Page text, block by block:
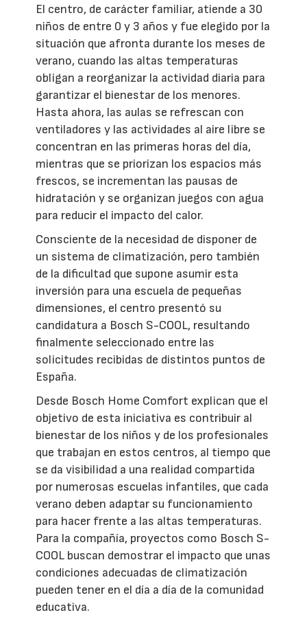
El centro, de carácter familiar, atiende a 30
niños de entre 0 y 3 años y fue elegido por la
situación que afronta durante los meses de
verano, cuando las altas temperaturas
obligan a reorganizar la actividad diaria para
garantizar el bienestar de los menores.
Hasta ahora, las aulas se refrescan con
ventiladores y las actividades al aire libre se
concentran en las primeras horas del día,
mientras que se priorizan los espacios más
frescos, se incrementan las pausas de
hidratación y se organizan juegos con agua
para reducir el impacto del calor.
Consciente de la necesidad de disponer de
un sistema de climatización, pero también
de la dificultad que supone asumir esta
inversión para una escuela de pequeñas
dimensiones, el centro presentó su
candidatura a Bosch S-COOL, resultando
finalmente seleccionado entre las
solicitudes recibidas de distintos puntos de
España.
Desde Bosch Home Comfort explican que el
objetivo de esta iniciativa es contribuir al
bienestar de los niños y de los profesionales
que trabajan en estos centros, al tiempo que
se da visibilidad a una realidad compartida
por numerosas escuelas infantiles, que cada
verano deben adaptar su funcionamiento
para hacer frente a las altas temperaturas.
Para la compañía, proyectos como Bosch S-
COOL buscan demostrar el impacto que unas
condiciones adecuadas de climatización
pueden tener en el día a día de la comunidad
educativa.